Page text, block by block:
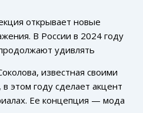
открывает новые
В России в 2024 году
удивлять
и в инновационных
Иван Петров,
в своих работах
известная своими
этом году сделает акцент
Ее концепция — мода